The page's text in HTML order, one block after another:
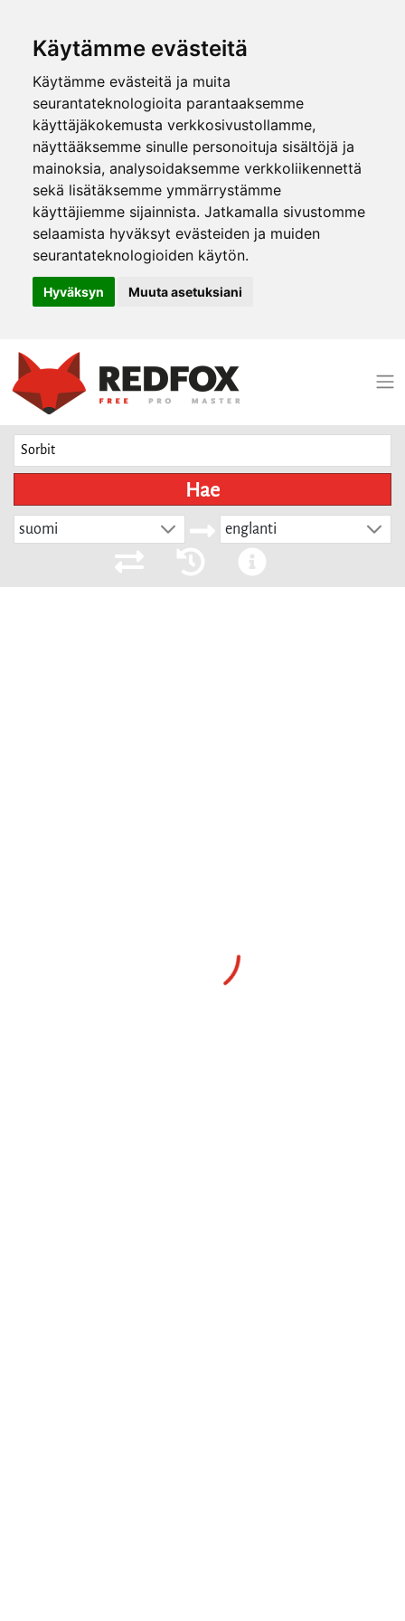
Käytämme evästeitä
Käytämme evästeitä ja muita
seurantateknologioita parantaaksemme
käyttäjäkokemusta verkkosivustollamme,
näyttääksemme sinulle personoituja sisältöjä ja
mainoksia, analysoidaksemme verkkoliikennettä
sekä lisätäksemme ymmärrystämme
käyttäjiemme sijainnista. Jatkamalla sivustomme
selaamista hyväksyt evästeiden ja muiden
seurantateknologioiden käytön.
Hyväksyn Muuta asetuksiani
Hae
suomi englanti